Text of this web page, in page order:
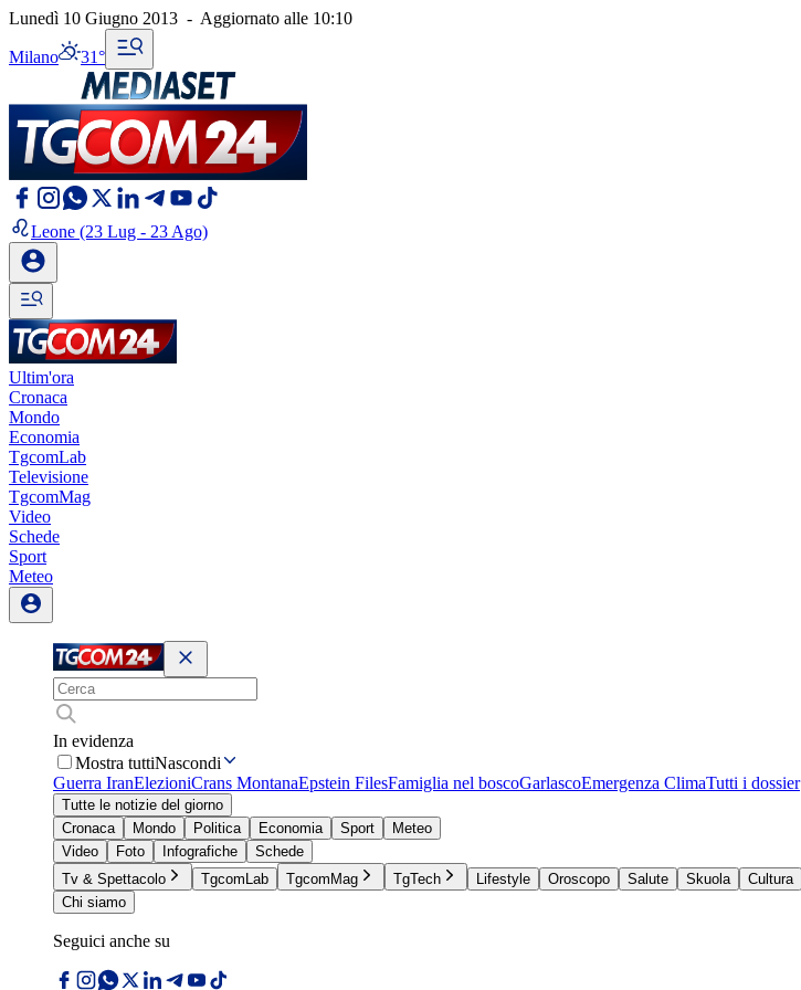
Lunedì 10 Giugno 2013 - Aggiornato alle 10:10
Milano 31°
Leone (23 Lug - 23 Ago)
Ultim'ora
Cronaca
Mondo
Economia
TgcomLab
Televisione
TgcomMag
Video
Schede
Sport
Meteo
In evidenza
Mostra tuttiNascondi
Guerra IranElezioniCrans MontanaEpstein FilesFamiglia nel boscoGarlascoEmergenza ClimaTutti i dossier
Tutte le notizie del giorno
Cronaca
Mondo Politica Economia Sport
Meteo
Video
Foto Infografiche
Schede
Tv & Spettacolo
TgcomLab TgcomMag TgTech Lifestyle Oroscopo Salute Skuola Cultura
Chi siamo
Seguici anche su